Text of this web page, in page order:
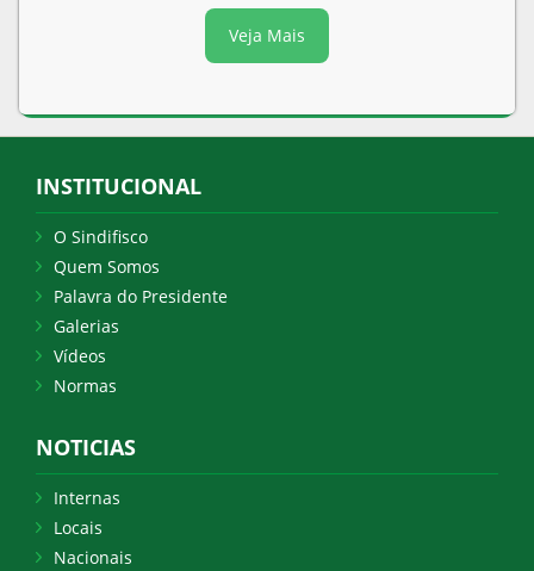
Veja Mais
INSTITUCIONAL
O Sindifisco
Quem Somos
Palavra do Presidente
Galerias
Vídeos
Normas
NOTICIAS
Internas
Locais
Nacionais